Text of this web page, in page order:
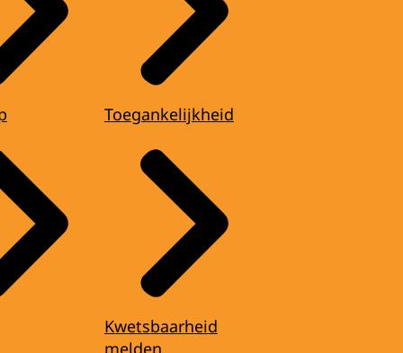
Toegankelijkheid
Kwetsbaarheid